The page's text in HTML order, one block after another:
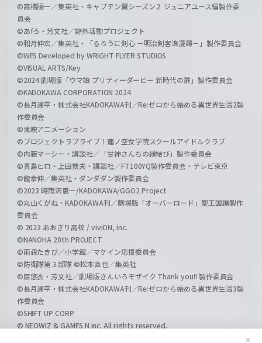
✕
©高橋陽一／集英社・キャプテン翼シーズン２ ジュニアユース編製作委
員会
©あfろ・芳文社／野外活動プロジェクト
©和月伸宏／集英社・「るろうに剣心 －明治剣客浪漫譚－」製作委員会
©WFS Developed by WRIGHT FLYER STUDIOS
©VISUAL ARTS/Key
©2024 劇場版「ウマ娘 プリティーダービー 新時代の扉」製作委員会
©KADOKAWA CORPORATION 2024
©長月達平・株式会社KADOKAWA刊／Re:ゼロから始める異世界生活2製
作委員会
©東映アニメーション
©プロジェクトラブライブ！蓮ノ空女学院スクールアイドルクラブ
©内藤マーシー・講談社／「甘神さんちの縁結び」製作委員会
©真島ヒロ・上田敦夫・講談社／FT100YQ製作委員会・テレビ東京
©龍幸伸／集英社・ダンダダン製作委員会
©2023 時雨沢恵一/KADOKAWA/GGO2 Project
©丸山くがね・KADOKAWA刊／劇場版「オーバーロード」聖王国編製作
委員会
© 2023 あおぎり高校 / viviON, inc.
©NANOHA 20th PROJECT
©雨森たきび／小学館／マケイン応援委員会
©防衛隊第３部隊 ©松本直也／集英社
©原悠衣・芳文社／劇場版きんいろモザイク Thank you!! 製作委員会
©長月達平・株式会社KADOKAWA刊／Re:ゼロから始める異世界生活3製
作委員会
©SHIFT UP CORP.
© NEOWIZ & GAMFS N inc. All rights reserved.